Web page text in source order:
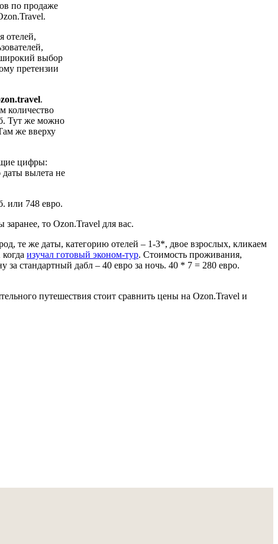
по продаже
отелей,
выбор
претензии
.
количество
Тут же можно
же вверху
цифры:
вылета не
или 748 евро.
то Ozon.Travel для вас.
те же даты, категорию отелей – 1-3*, двое взрослых, кликаем
изучал готовый эконом-тур. Стоимость проживания,
за стандартный дабл – 40 евро за ночь. 40 * 7 = 280 евро.
путешествия стоит сравнить цены на Ozon.Travel и